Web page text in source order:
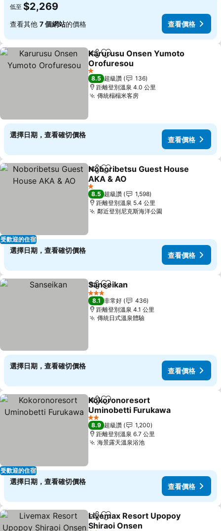
低至 $2,269
查看其他 7 個網站的價格 查看價格
分享 加入我的最愛
Karurusu Onsen Yumoto
Orofuresou
1 星級
8.5 超級讚
136
距離登別溫泉 4.0 公里
傳統榻榻米客房
選擇日期，查看確切價格
查看價格
受歡迎的住宿
分享 加入我的最愛
Noboribetsu Guest House
AKA & AO
1 星級
8.5 超級讚
1,598
距離登別溫泉 5.4 公里
鄰近登別尼克斯海洋公園
選擇日期，查看確切價格
查看價格
分享 加入我的最愛
Sanseikan
3 星級
8.1 非常好
436
距離登別溫泉 4.1 公里
傳統日式溫泉體驗
選擇日期，查看確切價格
查看價格
受歡迎的住宿
分享 加入我的最愛
Kokoronoresort
Uminobetti Furukawa
2 星級
8.9 超級讚
1,200
距離登別溫泉 6.7 公里
海景露天溫泉浴池
選擇日期，查看確切價格
查看價格
分享 加入我的最愛
Livemax Resort Upopoy
Shiraoi Onsen